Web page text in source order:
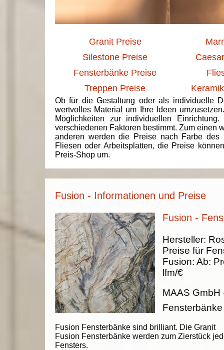
Granit Preise
Silestone Preise
Fensterbänke Preise
Treppen Preise
Ob für die Gestaltung oder als individuelle
wertvolles Material um Ihre Ideen
Möglichkeiten zur individuellen
verschiedenen Faktoren bestimmt. Zum einen
anderen werden die Preise nach Farbe des
Fliesen oder Arbeitsplatten, die Preise
Preis-Shop um.
Fusion - Informationen und Preise
Fusion -
Fusion Fensterbänke sind brilliant. Die Granit
Fusion Fensterbänke werden zum Zierstück
Fensters.
Hersteller:
Preise für
Fusion: Ab:
lfm/€
MAAS GmbH
Fensterbänke